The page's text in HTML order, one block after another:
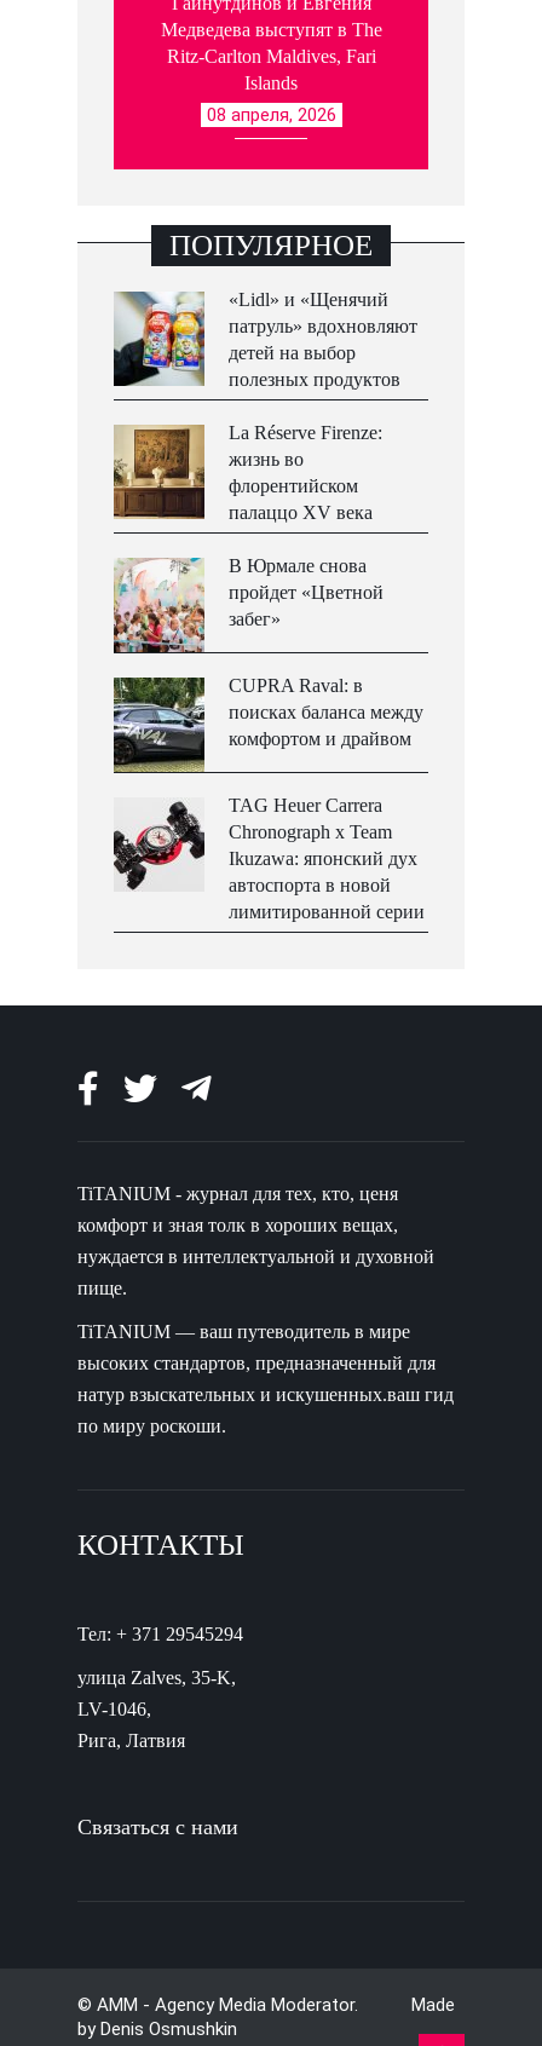
Медведева выступят в The
Ritz-Carlton Maldives, Fari
Islands
08 апреля, 2026
ПОПУЛЯРНОЕ
«Lidl» и «Щенячий
патруль» вдохновляют
детей на выбор
полезных продуктов
La Réserve Firenze:
жизнь во
флорентийском
палаццо XV века
В Юрмале снова
пройдет «Цветной
забег»
CUPRA Raval: в
поисках баланса между
комфортом и драйвом
TAG Heuer Carrera
Chronograph x Team
Ikuzawa: японский дух
автоспорта в новой
лимитированной серии
TiTANIUM - журнал для тех, кто, ценя
комфорт и зная толк в хороших вещах,
нуждается в интеллектуальной и духовной
пище.
TiTANIUM — ваш путеводитель в мире
высоких стандартов, предназначенный для
натур взыскательных и искушенных.ваш гид
по миру роскоши.
КОНТАКТЫ
Тел: + 371 29545294
улица Zalves, 35-K,
LV-1046,
Рига, Латвия
Связаться с нами
© AMM - Agency Media Moderator. Made
byDenis Osmushkin